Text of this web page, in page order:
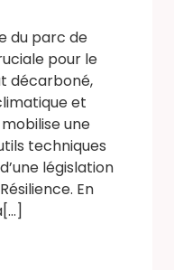
du parc de
pour le
décarboné,
et
une
techniques
législation
En